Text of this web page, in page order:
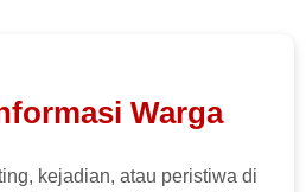
Warga
kejadian, atau peristiwa di